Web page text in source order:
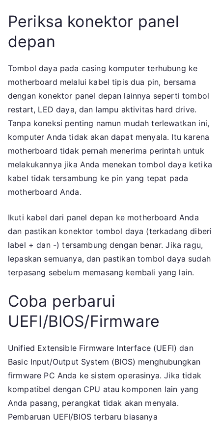
Periksa konektor panel
depan
Tombol daya pada casing komputer terhubung ke
motherboard melalui kabel tipis dua pin, bersama
dengan konektor panel depan lainnya seperti tombol
restart, LED daya, dan lampu aktivitas hard drive.
Tanpa koneksi penting namun mudah terlewatkan ini,
komputer Anda tidak akan dapat menyala. Itu karena
motherboard tidak pernah menerima perintah untuk
melakukannya jika Anda menekan tombol daya ketika
kabel tidak tersambung ke pin yang tepat pada
motherboard Anda.
Ikuti kabel dari panel depan ke motherboard Anda
dan pastikan konektor tombol daya (terkadang diberi
label + dan -) tersambung dengan benar. Jika ragu,
lepaskan semuanya, dan pastikan tombol daya sudah
terpasang sebelum memasang kembali yang lain.
Coba perbarui
UEFI/BIOS/Firmware
Unified Extensible Firmware Interface (UEFI) dan
Basic Input/Output System (BIOS) menghubungkan
firmware PC Anda ke sistem operasinya. Jika tidak
kompatibel dengan CPU atau komponen lain yang
Anda pasang, perangkat tidak akan menyala.
Pembaruan UEFI/BIOS terbaru biasanya